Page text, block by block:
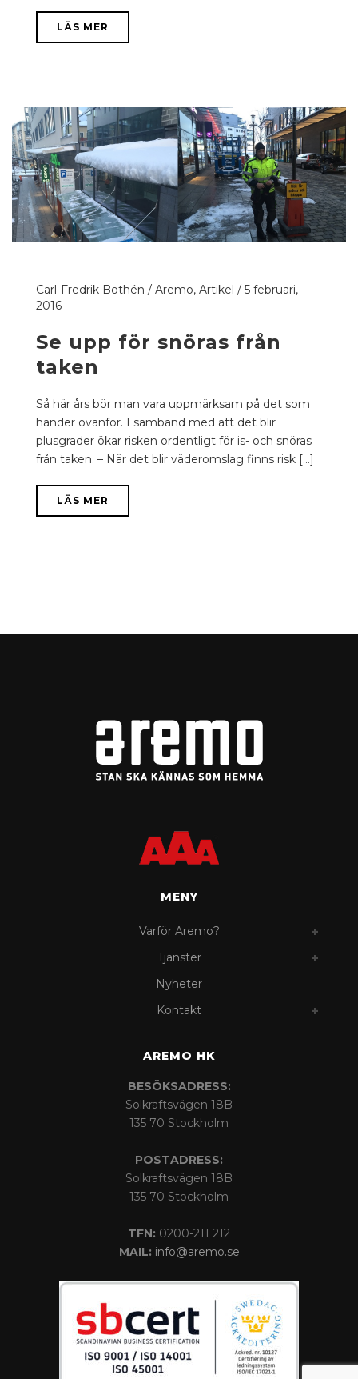
LÄS MER
Carl-Fredrik Bothén / Aremo, Artikel / 5 februari,
2016
Se upp för snöras från
taken
Så här års bör man vara uppmärksam på det som
händer ovanför. I samband med att det blir
plusgrader ökar risken ordentligt för is- och snöras
från taken. – När det blir väderomslag finns risk [...]
LÄS MER
MENY
Varför Aremo?
Tjänster
Nyheter
Kontakt
AREMO HK
BESÖKSADRESS:
Solkraftsvägen 18B
135 70 Stockholm
POSTADRESS:
Solkraftsvägen 18B
135 70 Stockholm
TFN: 0200-211 212
MAIL: info@aremo.se